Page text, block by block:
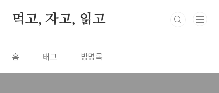
먹고, 자고, 읽고
홈 태그 방명록